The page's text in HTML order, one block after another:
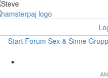
Start Forum Sex & Sinne